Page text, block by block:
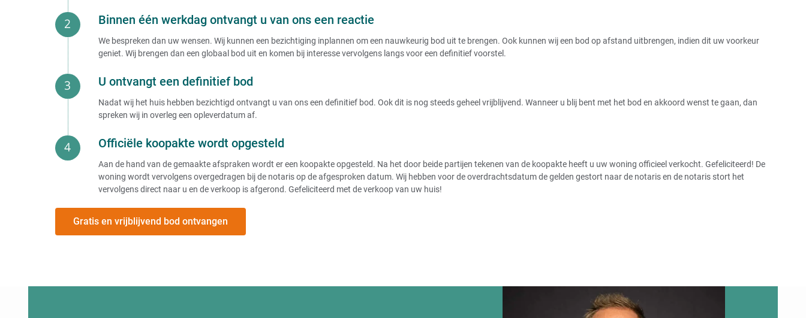
Binnen één werkdag ontvangt u van ons een reactie
We bespreken dan uw wensen. Wij kunnen een bezichtiging inplannen om een nauwkeurig bod uit te brengen. Ook kunnen wij een bod op afstand uitbrengen, indien dit uw voorkeur
geniet. Wij brengen dan een globaal bod uit en komen bij interesse vervolgens langs voor een definitief voorstel.
U ontvangt een definitief bod
Nadat wij het huis hebben bezichtigd ontvangt u van ons een definitief bod. Ook dit is nog steeds geheel vrijblijvend. Wanneer u blij bent met het bod en akkoord wenst te gaan, dan
spreken wij in overleg een opleverdatum af.
Officiële koopakte wordt opgesteld
Aan de hand van de gemaakte afspraken wordt er een koopakte opgesteld. Na het door beide partijen tekenen van de koopakte heeft u uw woning officieel verkocht. Gefeliciteerd! De
woning wordt vervolgens overgedragen bij de notaris op de afgesproken datum. Wij hebben voor de overdrachtsdatum de gelden gestort naar de notaris en de notaris stort het
vervolgens direct naar u en de verkoop is afgerond. Gefeliciteerd met de verkoop van uw huis!
Gratis en vrijblijvend bod ontvangen